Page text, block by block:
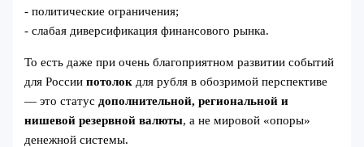
- политические ограничения;
- слабая диверсификация финансового рынка.
То есть даже при очень благоприятном развитии событий
для Россиипотолок для рубля в обозримой перспективе
— это статус дополнительной, региональной и
нишевой резервной валюты, а не мировой «опоры»
денежной системы.